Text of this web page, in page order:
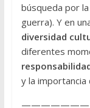
búsqueda por
guerra). Y en
diversidad
diferentes
y la importancia